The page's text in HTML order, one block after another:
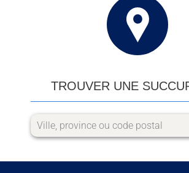
TROUVER UNE